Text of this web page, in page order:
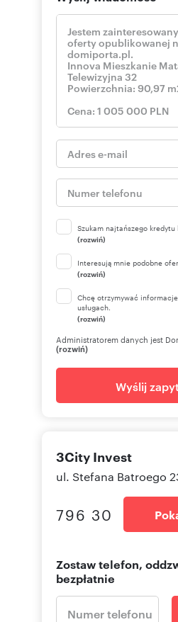
Szukam najtańszego
(rozwiń)
Interesują mnie podobne
(rozwiń)
Chcę otrzymywać
usługach.
(rozwiń)
Administratorem danych jest
(rozwiń)
Wyślij
3City Invest
ul. Stefana Batroego
796 30
Zostaw telefon,
bezpłatnie